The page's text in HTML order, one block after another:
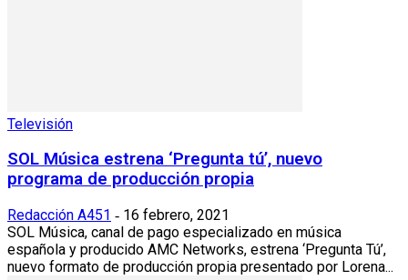
Televisión
SOL Música estrena ‘Pregunta tú’, nuevo
programa de producción propia
Redacción A451 - 16 febrero, 2021
SOL Música, canal de pago especializado en música
española y producido AMC Networks, estrena ‘Pregunta Tú’,
nuevo formato de producción propia presentado por Lorena...